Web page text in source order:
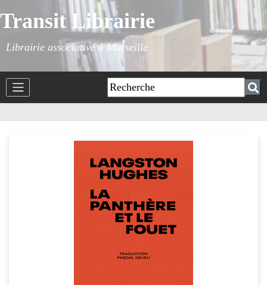
Transit Librairie
Librairie associative à Marseille